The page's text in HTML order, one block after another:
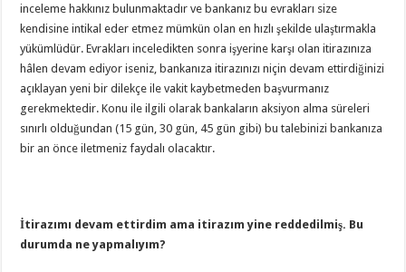
inceleme hakkınız bulunmaktadır ve bankanız bu evrakları size
kendisine intikal eder etmez mümkün olan en hızlı şekilde ulaştırmakla
yükümlüdür. Evrakları inceledikten sonra işyerine karşı olan itirazınıza
hâlen devam ediyor iseniz, bankanıza itirazınızı niçin devam ettirdiğinizi
açıklayan yeni bir dilekçe ile vakit kaybetmeden başvurmanız
gerekmektedir. Konu ile ilgili olarak bankaların aksiyon alma süreleri
sınırlı olduğundan (15 gün, 30 gün, 45 gün gibi) bu talebinizi bankanıza
bir an önce iletmeniz faydalı olacaktır.
İtirazımı devam ettirdim ama itirazım yine reddedilmiş. Bu
durumda ne yapmalıyım?